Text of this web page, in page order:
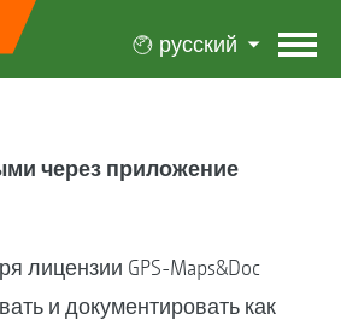
русский
через приложение
лицензии GPS-Maps&Doc
и документировать как